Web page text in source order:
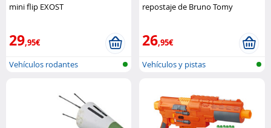
mini flip EXOST
29,95€
Vehículos rodantes
repostaje de Bruno Tomy
26,95€
Vehículos y pistas